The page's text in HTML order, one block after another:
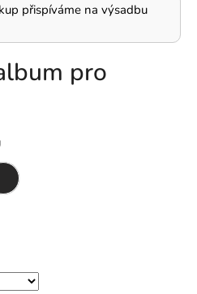
přispíváme na výsadbu
pro